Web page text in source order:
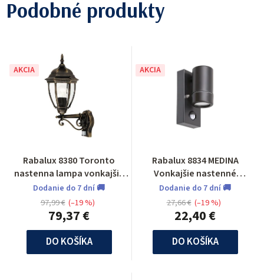
Podobné produkty
AKCIA
Rabalux 8380 Toronto
nastenna lampa vonkajšia
so senzorom
Dodanie do 7 dní 🚚
79,37 €
97,99 € (–19 %)
DO KOŠÍKA
AKCIA
Rabalux 8834 MEDINA
Vonkajšie nastenné
svietidlo so senzorom
Dodanie do 7 dní 🚚
22,40 €
27,66 € (–19 %)
DO KOŠÍKA